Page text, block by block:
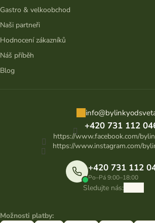
info@
+420 731 112
https://www.facebook.com/
https://www.instagram.com/
+420 731 112
Po–Pá 9:00–18:00
Sledujte nás:
Gastro & velkoobchod
Naši partneři
Hodnocení zákazníků
Náš příběh
Blog
Možnosti platby: